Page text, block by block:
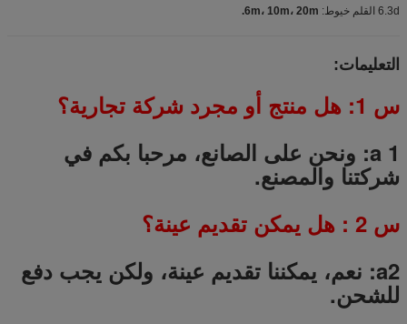
6.3d القلم خيوط:
6m، 10m، 20m.
التعليمات:
س 1: هل منتج أو مجرد شركة تجارية؟
a 1: ونحن على الصانع، مرحبا بكم في
شركتنا والمصنع.
س 2 : هل يمكن تقديم عينة؟
a2: نعم، يمكننا تقديم عينة، ولكن يجب دفع
للشحن.